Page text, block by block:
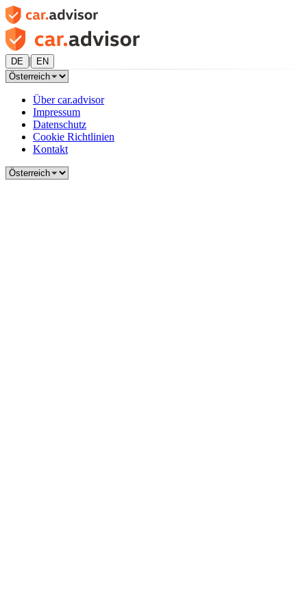
DE | EN
Über car.advisor
Impressum
Datenschutz
Cookie Richtlinien
Kontakt